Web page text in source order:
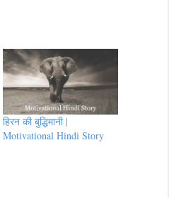
हिरन की बुद्धिमानी |
Motivational Hindi Story